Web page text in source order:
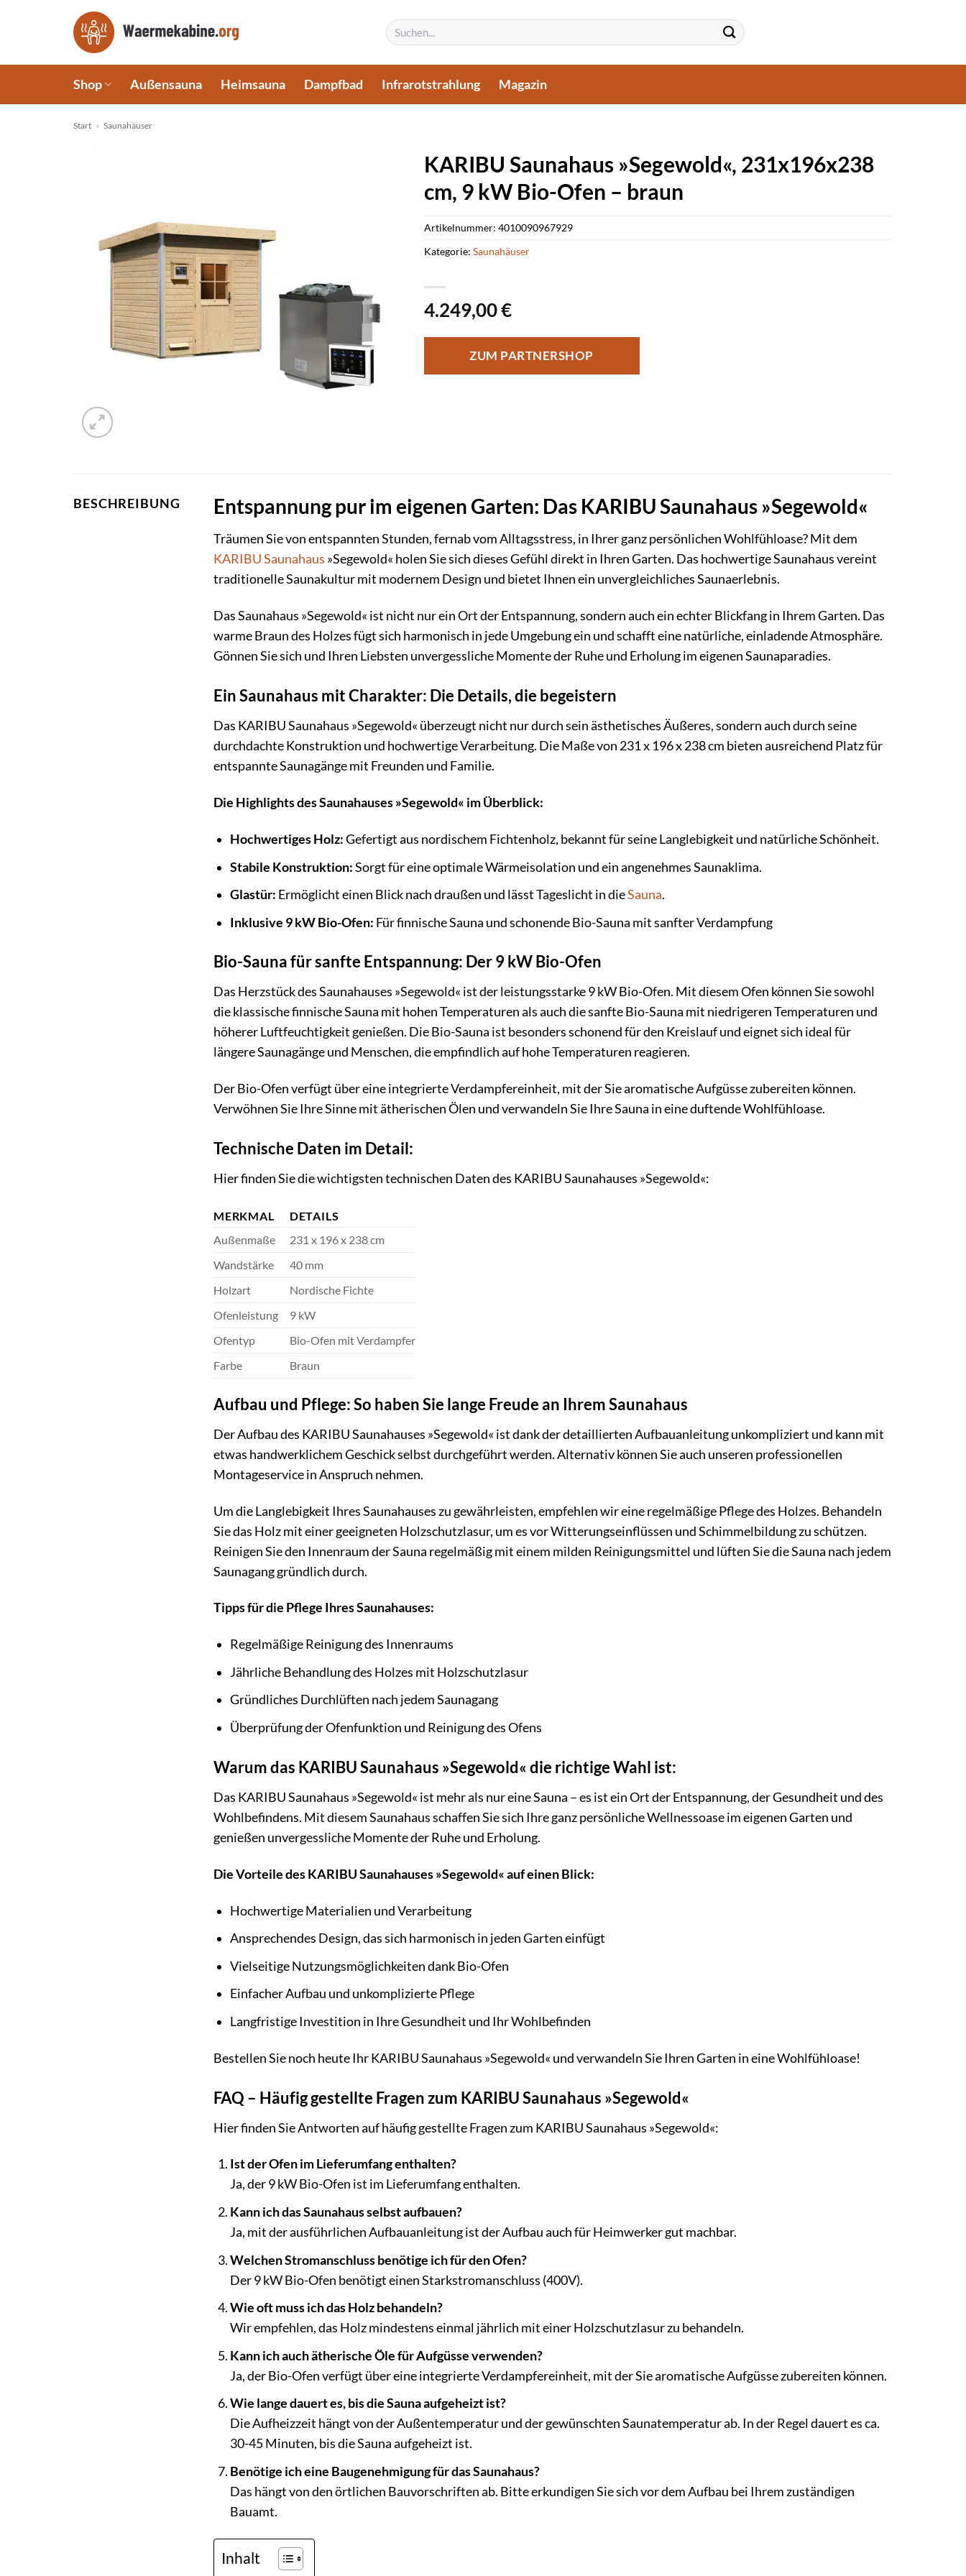
Suchen
nach:
Shop Außensauna Heimsauna Dampfbad Infrarotstrahlung Magazin
Start » Saunahäuser
KARIBU Saunahaus »Segewold«, 231x196x238
cm, 9 kW Bio-Ofen – braun
4.249,00€
ZUM PARTNERSHOP
Artikelnummer: 4010090967929
Kategorie: Saunahäuser
BESCHREIBUNG Entspannung pur im eigenen Garten: Das KARIBU Saunahaus »Segewold«
Träumen Sie von entspannten Stunden, fernab vom Alltagsstress, in Ihrer ganz persönlichen Wohlfühloase? Mit dem
KARIBUSaunahaus »Segewold« holen Sie sich dieses Gefühl direkt in Ihren Garten. Das hochwertige Saunahaus vereint
traditionelle Saunakultur mit modernem Design und bietet Ihnen ein unvergleichliches Saunaerlebnis.
Das Saunahaus »Segewold« ist nicht nur ein Ort der Entspannung, sondern auch ein echter Blickfang in Ihrem Garten. Das
warme Braun des Holzes fügt sich harmonisch in jede Umgebung ein und schafft eine natürliche, einladende Atmosphäre.
Gönnen Sie sich und Ihren Liebsten unvergessliche Momente der Ruhe und Erholung im eigenen Saunaparadies.
Ein Saunahaus mit Charakter: Die Details, die begeistern
Das KARIBU Saunahaus »Segewold« überzeugt nicht nur durch sein ästhetisches Äußeres, sondern auch durch seine
durchdachte Konstruktion und hochwertige Verarbeitung. Die Maße von 231 x 196 x 238 cm bieten ausreichend Platz für
entspannte Saunagänge mit Freunden und Familie.
Die Highlights des Saunahauses »Segewold« im Überblick:
Hochwertiges Holz:Gefertigt aus nordischem Fichtenholz, bekannt für seine Langlebigkeit und natürliche Schönheit.
Stabile Konstruktion:Sorgt für eine optimale Wärmeisolation und ein angenehmes Saunaklima.
Glastür: Ermöglicht einen Blick nach draußen und lässt Tageslicht in dieSauna.
Inklusive 9 kW Bio-Ofen: Für finnische Sauna und schonende Bio-Sauna mit sanfter Verdampfung
Bio-Sauna für sanfte Entspannung: Der 9 kW Bio-Ofen
Das Herzstück des Saunahauses »Segewold« ist der leistungsstarke 9 kW Bio-Ofen. Mit diesem Ofen können Sie sowohl
die klassische finnische Sauna mit hohen Temperaturen als auch die sanfte Bio-Sauna mit niedrigeren Temperaturen und
höherer Luftfeuchtigkeit genießen. Die Bio-Sauna ist besonders schonend für den Kreislauf und eignet sich ideal für
längere Saunagänge und Menschen, die empfindlich auf hohe Temperaturen reagieren.
Der Bio-Ofen verfügt über eine integrierte Verdampfereinheit, mit der Sie aromatische Aufgüsse zubereiten können.
Verwöhnen Sie Ihre Sinne mit ätherischen Ölen und verwandeln Sie Ihre Sauna in eine duftende Wohlfühloase.
Technische Daten im Detail:
Hier finden Sie die wichtigsten technischen Daten des KARIBU Saunahauses »Segewold«:
MERKMAL
DETAILS
Außenmaße
231 x 196 x 238 cm
Wandstärke
40 mm
Holzart
Nordische Fichte
Ofenleistung
9 kW
Ofentyp
Bio-Ofen mit Verdampfer
Farbe
Braun
Aufbau und Pflege: So haben Sie lange Freude an Ihrem Saunahaus
Der Aufbau des KARIBU Saunahauses »Segewold« ist dank der detaillierten Aufbauanleitung unkompliziert und kann mit
etwas handwerklichem Geschick selbst durchgeführt werden. Alternativ können Sie auch unseren professionellen
Montageservice in Anspruch nehmen.
Um die Langlebigkeit Ihres Saunahauses zu gewährleisten, empfehlen wir eine regelmäßige Pflege des Holzes. Behandeln
Sie das Holz mit einer geeigneten Holzschutzlasur, um es vor Witterungseinflüssen und Schimmelbildung zu schützen.
Reinigen Sie den Innenraum der Sauna regelmäßig mit einem milden Reinigungsmittel und lüften Sie die Sauna nach jedem
Saunagang gründlich durch.
Tipps für die Pflege Ihres Saunahauses:
Regelmäßige Reinigung des Innenraums
Jährliche Behandlung des Holzes mit Holzschutzlasur
Gründliches Durchlüften nach jedem Saunagang
Überprüfung der Ofenfunktion und Reinigung des Ofens
Warum das KARIBU Saunahaus »Segewold« die richtige Wahl ist:
Das KARIBU Saunahaus »Segewold« ist mehr als nur eine Sauna – es ist ein Ort der Entspannung, der Gesundheit und des
Wohlbefindens. Mit diesem Saunahaus schaffen Sie sich Ihre ganz persönliche Wellnessoase im eigenen Garten und
genießen unvergessliche Momente der Ruhe und Erholung.
Die Vorteile des KARIBU Saunahauses »Segewold« auf einen Blick:
Hochwertige Materialien und Verarbeitung
Ansprechendes Design, das sich harmonisch in jeden Garten einfügt
Vielseitige Nutzungsmöglichkeiten dank Bio-Ofen
Einfacher Aufbau und unkomplizierte Pflege
Langfristige Investition in Ihre Gesundheit und Ihr Wohlbefinden
Bestellen Sie noch heute Ihr KARIBU Saunahaus »Segewold« und verwandeln Sie Ihren Garten in eine Wohlfühloase!
FAQ – Häufig gestellte Fragen zum KARIBU Saunahaus »Segewold«
Hier finden Sie Antworten auf häufig gestellte Fragen zum KARIBU Saunahaus »Segewold«:
Ist der Ofen im Lieferumfang enthalten?
Ja, der 9 kW Bio-Ofen ist im Lieferumfang enthalten.
Kann ich das Saunahaus selbst aufbauen?
Ja, mit der ausführlichen Aufbauanleitung ist der Aufbau auch für Heimwerker gut machbar.
Welchen Stromanschluss benötige ich für den Ofen?
Der 9 kW Bio-Ofen benötigt einen Starkstromanschluss (400V).
Wie oft muss ich das Holz behandeln?
Wir empfehlen, das Holz mindestens einmal jährlich mit einer Holzschutzlasur zu behandeln.
Kann ich auch ätherische Öle für Aufgüsse verwenden?
Ja, der Bio-Ofen verfügt über eine integrierte Verdampfereinheit, mit der Sie aromatische Aufgüsse zubereiten können.
Wie lange dauert es, bis die Sauna aufgeheizt ist?
Die Aufheizzeit hängt von der Außentemperatur und der gewünschten Saunatemperatur ab. In der Regel dauert es ca.
30-45 Minuten, bis die Sauna aufgeheizt ist.
Benötige ich eine Baugenehmigung für das Saunahaus?
Das hängt von den örtlichen Bauvorschriften ab. Bitte erkundigen Sie sich vor dem Aufbau bei Ihrem zuständigen
Bauamt.
Inhalt